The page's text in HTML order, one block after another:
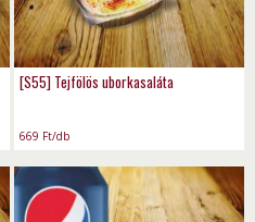
[S55] Tejfölös uborkasaláta
669 Ft/db